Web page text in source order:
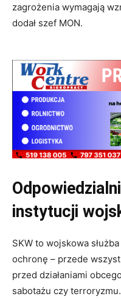
zagrożenia wymagają
dodał szef MON.
instytucji
SKW to wojskowa
ochronę – przede
przed działaniami
sabotażu czy terroryzmu.